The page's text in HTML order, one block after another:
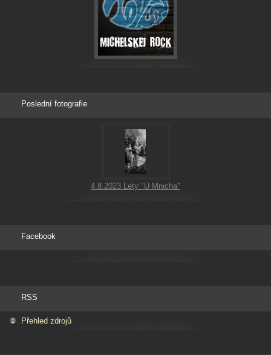
Poslední fotografie
4.8.2023 Lety "U Mnicha"
Facebook
RSS
Přehled zdrojů